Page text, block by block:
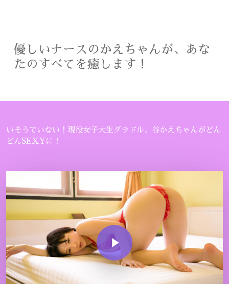
優しいナースのかえちゃんが、あな
たのすべてを癒します！
いそうでいない！現役女子大生グラドル、谷かえちゃんがどん
どんSEXYに！
Play Video